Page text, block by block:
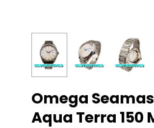
Omega
Aqua Terra 150